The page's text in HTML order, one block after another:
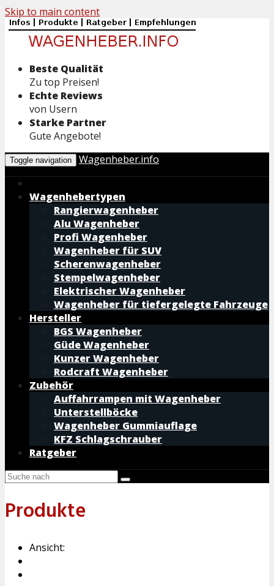
Skip to main content
Beste Qualität
Zu top Preisen!
Echte Reviews
von Usern
Starke Partner
Gute Angebote!
Toggle navigation Wagenheber.info
Wagenhebertypen
Rangierwagenheber
Alu Wagenheber
Profi Wagenheber
Wagenheber für SUV
Scherenwagenheber
Stempelwagenheber
Elektrischer Wagenheber
Wagenheber für tiefergelegte Fahrzeuge
Hersteller
BGS Wagenheber
Güde Wagenheber
Kunzer Wagenheber
Rodcraft Wagenheber
Zubehör
Auffahrrampen mit Wagenheber
Unterstellböcke
Wagenheber Gummiauflage
KFZ Schlagschrauber
Ratgeber
Produkte
Ansicht: